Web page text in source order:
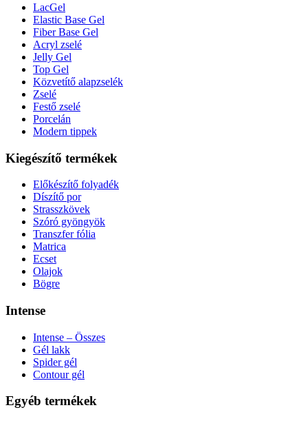
LacGel
Elastic Base Gel
Fiber Base Gel
Acryl zselé
Jelly Gel
Top Gel
Közvetítő alapzselék
Zselé
Festő zselé
Porcelán
Modern tippek
Kiegészítő termékek
Előkészítő folyadék
Díszítő por
Strasszkövek
Szóró gyöngyök
Transzfer fólia
Matrica
Ecset
Olajok
Bögre
Intense
Intense – Összes
Gél lakk
Spider gél
Contour gél
Egyéb termékek